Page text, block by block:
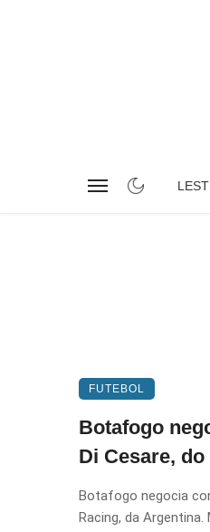
FUTEBOL
Botafogo
Di Cesare,
Botafogo negocia
Racing, da Argentina.